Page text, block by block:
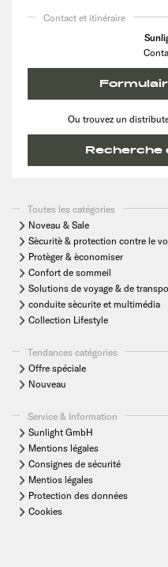
Contact et itinéraire
Ou trouvez un
Recherche
Toutes les catégories
Noveau & Sale
Sècuritè & protection contre le
Protèger & èconomiser
Confort de sommeil
Solutions de voyage & de
conduite sècurite et multimédia
Collection Lifestyle
Tendances catégories
Offre spéciale
Nouveau
Service & Information
Sunlight GmbH
Mentions légales
Consignes de sécurité
Mentios légales
Protection des données
Cookies